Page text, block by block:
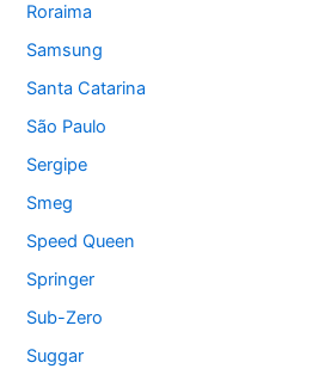
Roraima
Samsung
Santa Catarina
São Paulo
Sergipe
Smeg
Speed Queen
Springer
Sub-Zero
Suggar